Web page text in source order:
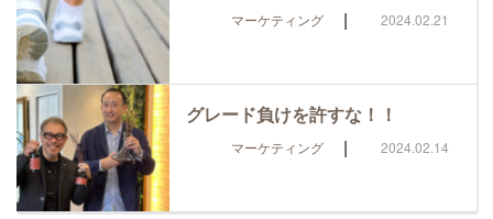
マーケティング | 2024.02.21
グレード負けを許すな！！
マーケティング | 2024.02.14